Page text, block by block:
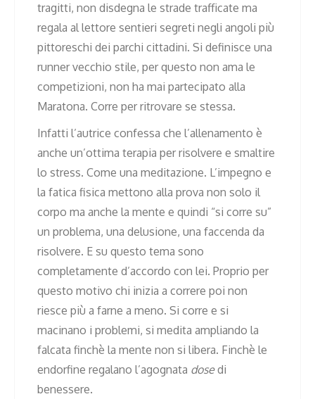
tragitti, non disdegna le strade trafficate ma
regala al lettore sentieri segreti negli angoli più
pittoreschi dei parchi cittadini. Si definisce una
runner vecchio stile, per questo non ama le
competizioni, non ha mai partecipato alla
Maratona. Corre per ritrovare se stessa.
Infatti l’autrice confessa che l’allenamento è
anche un’ottima terapia per risolvere e smaltire
lo stress. Come una meditazione. L’impegno e
la fatica fisica mettono alla prova non solo il
corpo ma anche la mente e quindi “si corre su”
un problema, una delusione, una faccenda da
risolvere. E su questo tema sono
completamente d’accordo con lei. Proprio per
questo motivo chi inizia a correre poi non
riesce più a farne a meno. Si corre e si
macinano i problemi, si medita ampliando la
falcata finchè la mente non si libera. Finchè le
endorfine regalano l’agognata dosedi
benessere.